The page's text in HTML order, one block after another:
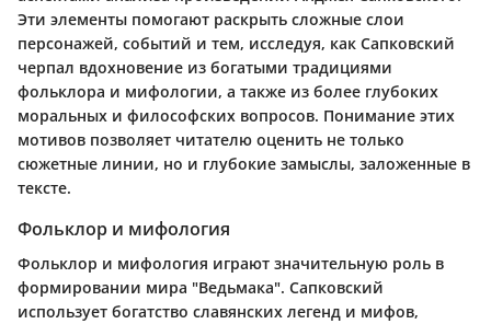
Эти элементы помогают раскрыть сложные слои
персонажей, событий и тем, исследуя, как Сапковский
черпал вдохновение из богатыми традициями
фольклора и мифологии, а также из более глубоких
моральных и философских вопросов. Понимание этих
мотивов позволяет читателю оценить не только
сюжетные линии, но и глубокие замыслы, заложенные в
тексте.
Фольклор и мифология
Фольклор и мифология играют значительную роль в
формировании мира "Ведьмака". Сапковский
использует богатство славянских легенд и мифов,